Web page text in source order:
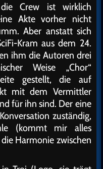
Crew ist wirklich
Akte vorher nicht
Aber anstatt sich
Kram aus dem 24.
ihm die Autoren drei
Weise „Chor“
gestellt, die auf
mit dem Vermittler
für ihn sind. Der eine
zuständig,
(kommt mir alles
Harmonie zwischen